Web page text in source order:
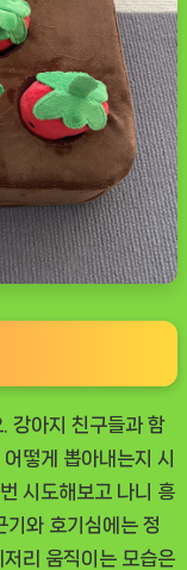
강아지 친구들과 함
떻게 뽑아내는지 시
시도해보고 나니 흥
기와 호기심에는 정
리 움직이는 모습은